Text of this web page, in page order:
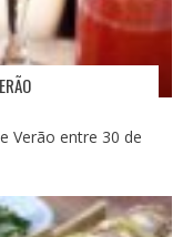
Verão entre 30 de